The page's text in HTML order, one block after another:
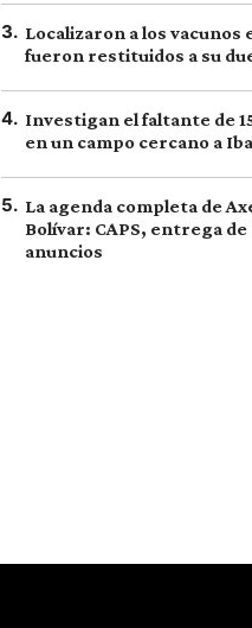
3. Localizaron a los vacunos
fueron restituidos a su
4. Investigan el faltante de
en un campo cercano a
5. La agenda completa de
Bolívar: CAPS, entrega
anuncios